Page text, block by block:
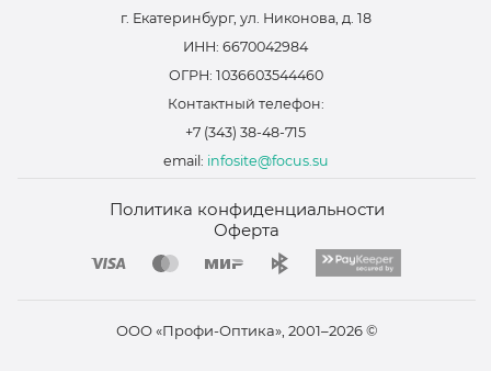
г. Екатеринбург, ул. Никонова, д. 18
ИНН: 6670042984
ОГРН: 1036603544460
Контактный телефон:
+7 (343) 38-48-715
email: infosite@focus.su
ООО «Профи-Оптика», 2001–2026 ©
Политика конфиденциальности
Оферта